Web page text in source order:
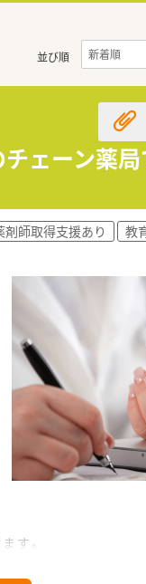
並び順
ェーン薬
剤師取得支援あり 教
す。